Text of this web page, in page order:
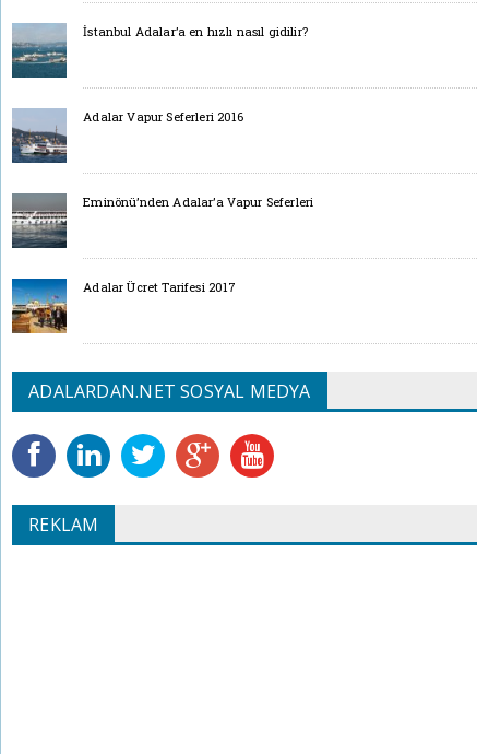
İstanbul Adalar’a en hızlı nasıl gidilir?
Adalar Vapur Seferleri 2016
Eminönü’nden Adalar’a Vapur Seferleri
Adalar Ücret Tarifesi 2017
ADALARDAN.NET SOSYAL MEDYA
REKLAM